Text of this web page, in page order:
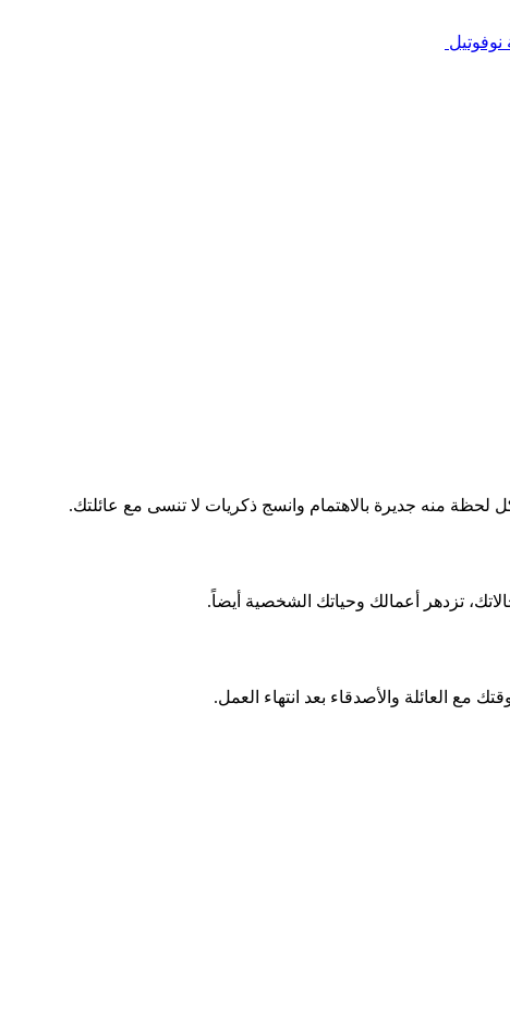
نوفوتيل
منه جديرة بالاهتمام وانسج ذكريات لا تنسى مع عائلتك.
تزدهر أعمالك وحياتك الشخصية أيضاً.
مع العائلة والأصدقاء بعد انتهاء العمل.